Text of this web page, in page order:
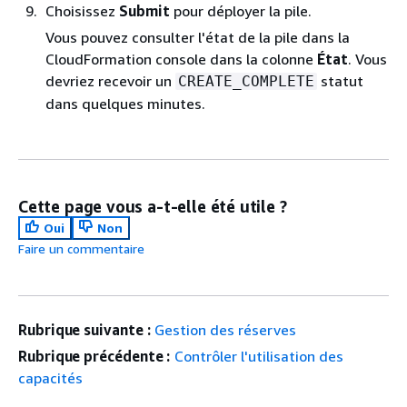
Choisissez Submit pour déployer la pile.
Vous pouvez consulter l'état de la pile dans la
CloudFormation console dans la colonne État. Vous
devriez recevoir un CREATE_COMPLETE statut
dans quelques minutes.
Cette page vous a-t-elle été utile ?
Oui
Non
Faire un commentaire
Rubrique suivante : Gestion des réserves
Rubrique précédente : Contrôler l'utilisation des
capacités